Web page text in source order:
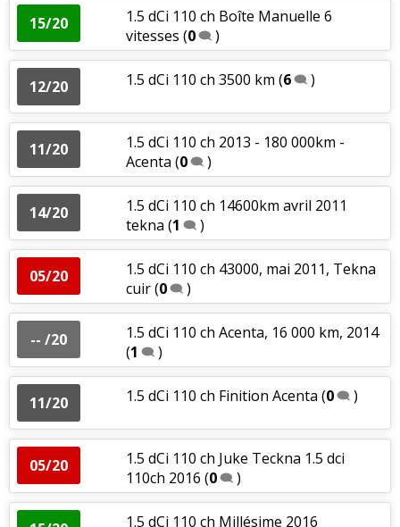
15/20
1.5 dCi 110 ch Boîte Manuelle 6
vitesses (0 )
12/20 1.5 dCi 110 ch 3500 km (6 )
11/20
1.5 dCi 110 ch 2013 - 180 000km -
Acenta (0 )
14/20
1.5 dCi 110 ch 14600km avril 2011
tekna (1 )
05/20
1.5 dCi 110 ch 43000, mai 2011, Tekna
cuir(0 )
-- /20
1.5 dCi 110 ch Acenta, 16 000 km, 2014
(1 )
11/20 1.5 dCi 110 ch Finition Acenta (0 )
05/20
1.5 dCi 110 ch Juke Teckna 1.5 dci
110ch 2016 (0 )
1.5 dCi 110 ch Millésime 2016